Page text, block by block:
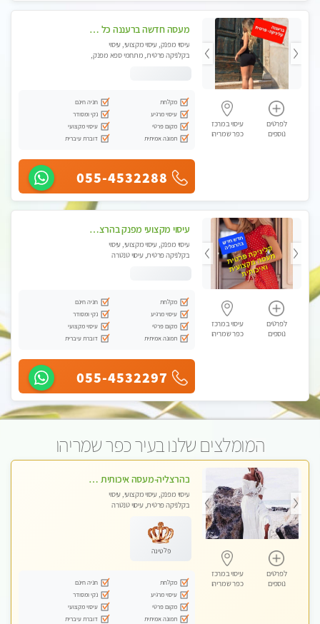
לפרטים
נוספים
עיסוי במרכז
כפר שמריהו
מעסה חדשה ברעננה כל סוגי העיסויים מעסה מקצועית ואיכותית פרטי!!!מומלץ לחלוטין!!
עיסוי מפנק, עיסוי מקצועי, עיסוי
בקלניקה פרטית, מתחמי ספא מפנק,
מקלחת
חניה חינם
עיסוי מרגיע
נקי ומסודר
מקום פרטי
עיסוי מקצועי
תמונה אמיתית
דוברת עיברית
055-4532288
לפרטים
נוספים
עיסוי במרכז
כפר שמריהו
עיסוי מקצועי מפנק בהרצליה-מומלץ !!אירוח ברמה אחרת ...כולל שתיה חמה/קרה + בקבוק מים
עיסוי מפנק, עיסוי מקצועי, עיסוי
בקלניקה פרטית, עיסוי טנטרה
מקלחת
חניה חינם
עיסוי מרגיע
נקי ומסודר
מקום פרטי
עיסוי מקצועי
תמונה אמיתית
דוברת עיברית
055-4532297
המומלצים שלנו בעיר כפר שמריהו
לפרטים
נוספים
עיסוי במרכז
כפר שמריהו
בהרצליה-מעסה איכותית מקצועית ומפנקת
עיסוי מפנק, עיסוי מקצועי, עיסוי
בקלניקה פרטית, עיסוי טנטרה
פלטינה
מקלחת
חניה חינם
עיסוי מרגיע
נקי ומסודר
מקום פרטי
עיסוי מקצועי
תמונה אמיתית
דוברת עיברית